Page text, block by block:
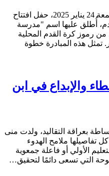
احتضنت مدينة ابن جرير، مساء الجمعة 24 يناير 2025، حفل افتتاح
أُطلق عليها اسم "مدرسة
من رموز كرة القدم المحلية
تمثل هذه المبادرة خطوة
والإبداع في ابن
بعراقة التقاليد، ولدت منى
تفاصيلها ملامح الهدوء
الأولي أو فاعلة جمعوية
التي تسعى دائمًا لتحقيق…